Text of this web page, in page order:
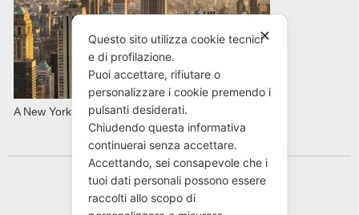
A New York con AVIS in primavera
✕
Questo sito utilizza cookie tecnici
e di profilazione.
Puoi accettare, rifiutare o
personalizzare i cookie premendo i
pulsanti desiderati.
Chiudendo questa informativa
continuerai senza accettare.
Accettando, sei consapevole che i
tuoi dati personali possono essere
raccolti allo scopo di